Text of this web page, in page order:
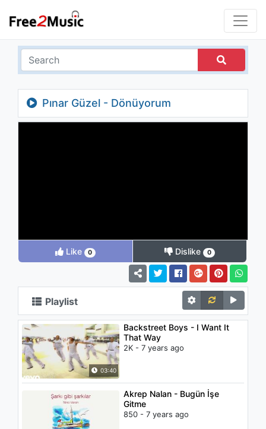
Pınar Güzel - Dönüyorum
Like 0 Dislike 0
Playlist
03:40
Backstreet Boys - I Want It
That Way
2K - 7 years ago
Akrep Nalan - Bugün İşe
Gitme
850 - 7 years ago